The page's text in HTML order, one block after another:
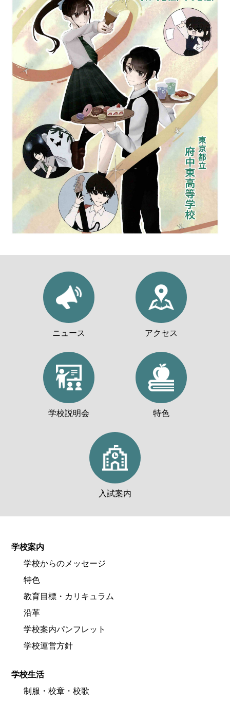
ニュース アクセス
学校説明会 特色
入試案内
学校案内
学校からのメッセージ
特色
教育目標・カリキュラム
沿革
学校案内パンフレット
学校運営方針
学校生活
制服・校章・校歌